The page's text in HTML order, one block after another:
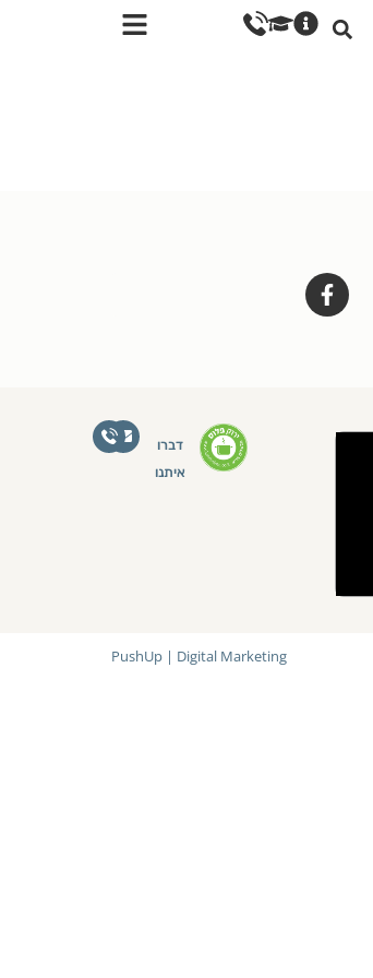
דברו
איתנו
PushUp | Digital Marketing